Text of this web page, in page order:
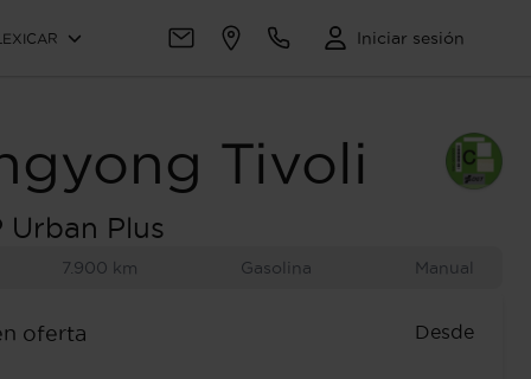
Iniciar sesión
Tivoli
Urban Plus
7.900 km Gasolina Manual
oferta
Desde